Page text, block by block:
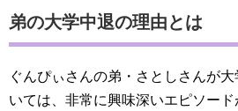
弟の大学中退の理由とは
ぐんぴぃさんの弟・さとしさんが
いては、非常に興味深いエピソー